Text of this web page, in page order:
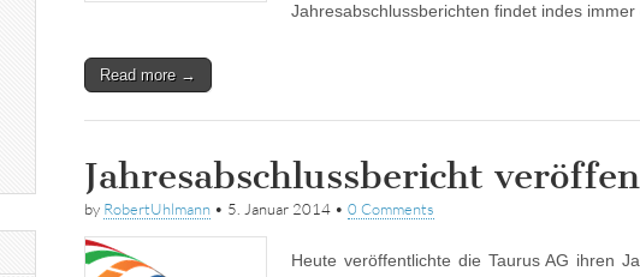
Jahresabschlussberichten findet indes
Read more →
Jahresabschlussbericht
by RobertUhlmann • 5. Januar 2014 • 0 Comments
Heute veröffentlichte die Taurus AG ihren